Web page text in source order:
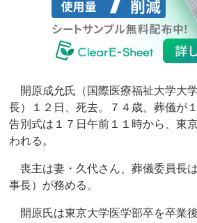
開原成允氏（国際医療福祉大学大
長）１２日、死去。７４歳。葬儀が
告別式は１７日午前１１時から、東
われる。
喪主は妻・久代さん、葬儀委員長
事長）が務める。
開原氏は東京大学医学部卒を卒業